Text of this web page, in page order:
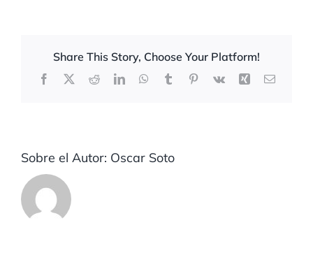
Share This Story, Choose Your Platform!
Facebook
X RedditLinkedInWhatsApp
TumblrPinterest
Vk Xing Correo
Sobre el Autor: Oscar Soto